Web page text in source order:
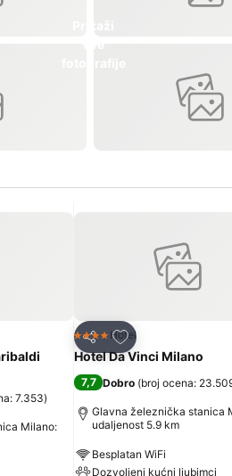
7.353)
Milano:
Deli
Dodati u favorite
4 Zvezdice
Hotel
Hotel Da Vinci Milano
7,7 Dobro (broj ocena:
Glavna železnička stanica
udaljenost 5.9 km
Besplatan WiFi
Dozvoljeni kućni ljubimci